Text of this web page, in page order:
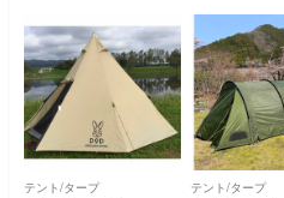
テント/タープ テント/タープ